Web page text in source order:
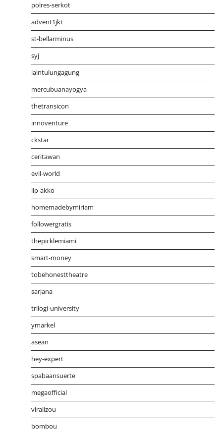
polres-serkot
advent1jkt
st-bellarminus
syj
iaintulungagung
mercubuanayogya
thetransicon
innoventure
ckstar
ceritawan
evil-world
lip-akko
homemadebymiriam
followergratis
thepicklemiami
smart-money
tobehonesttheatre
sarjana
trilogi-university
ymarkel
asean
hey-expert
spabaansuerte
megaofficial
viralizou
bombou